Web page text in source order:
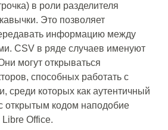
в роли разделителя
Это позволяет
информацию между
CSV в ряде случаев именуют
могут открываться
способных работать с
среди которых как аутентичный
открытым кодом наподобие
Office.